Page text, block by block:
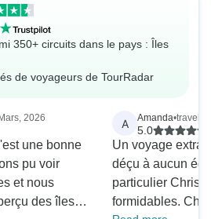
350+ circuits dans le pays : Îles
de voyageurs de TourRadar
2026
une bonne
pu voir
et nous
des îles.
A Amanda•
5.0
Un voyage
déçu à aucun
particulier
formidables.